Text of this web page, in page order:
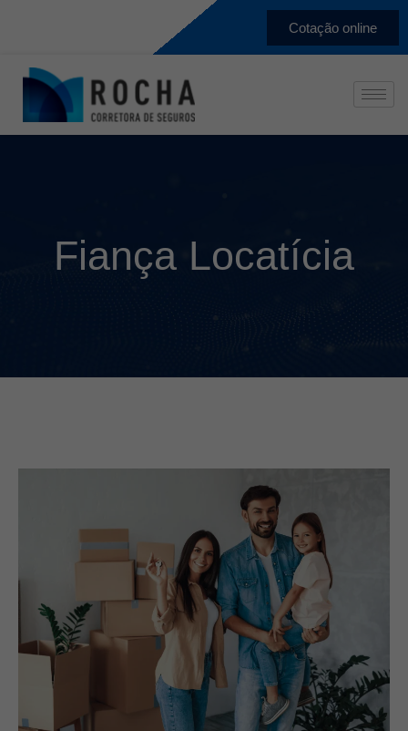
Cotação online
Fiança Locatícia